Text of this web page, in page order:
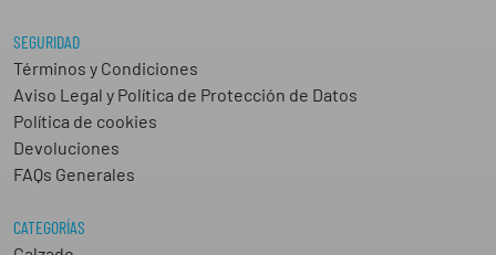
SEGURIDAD
Términos y Condiciones
Aviso Legal y Política de Protección de Datos
Política de cookies
Devoluciones
FAQs Generales
CATEGORÍAS